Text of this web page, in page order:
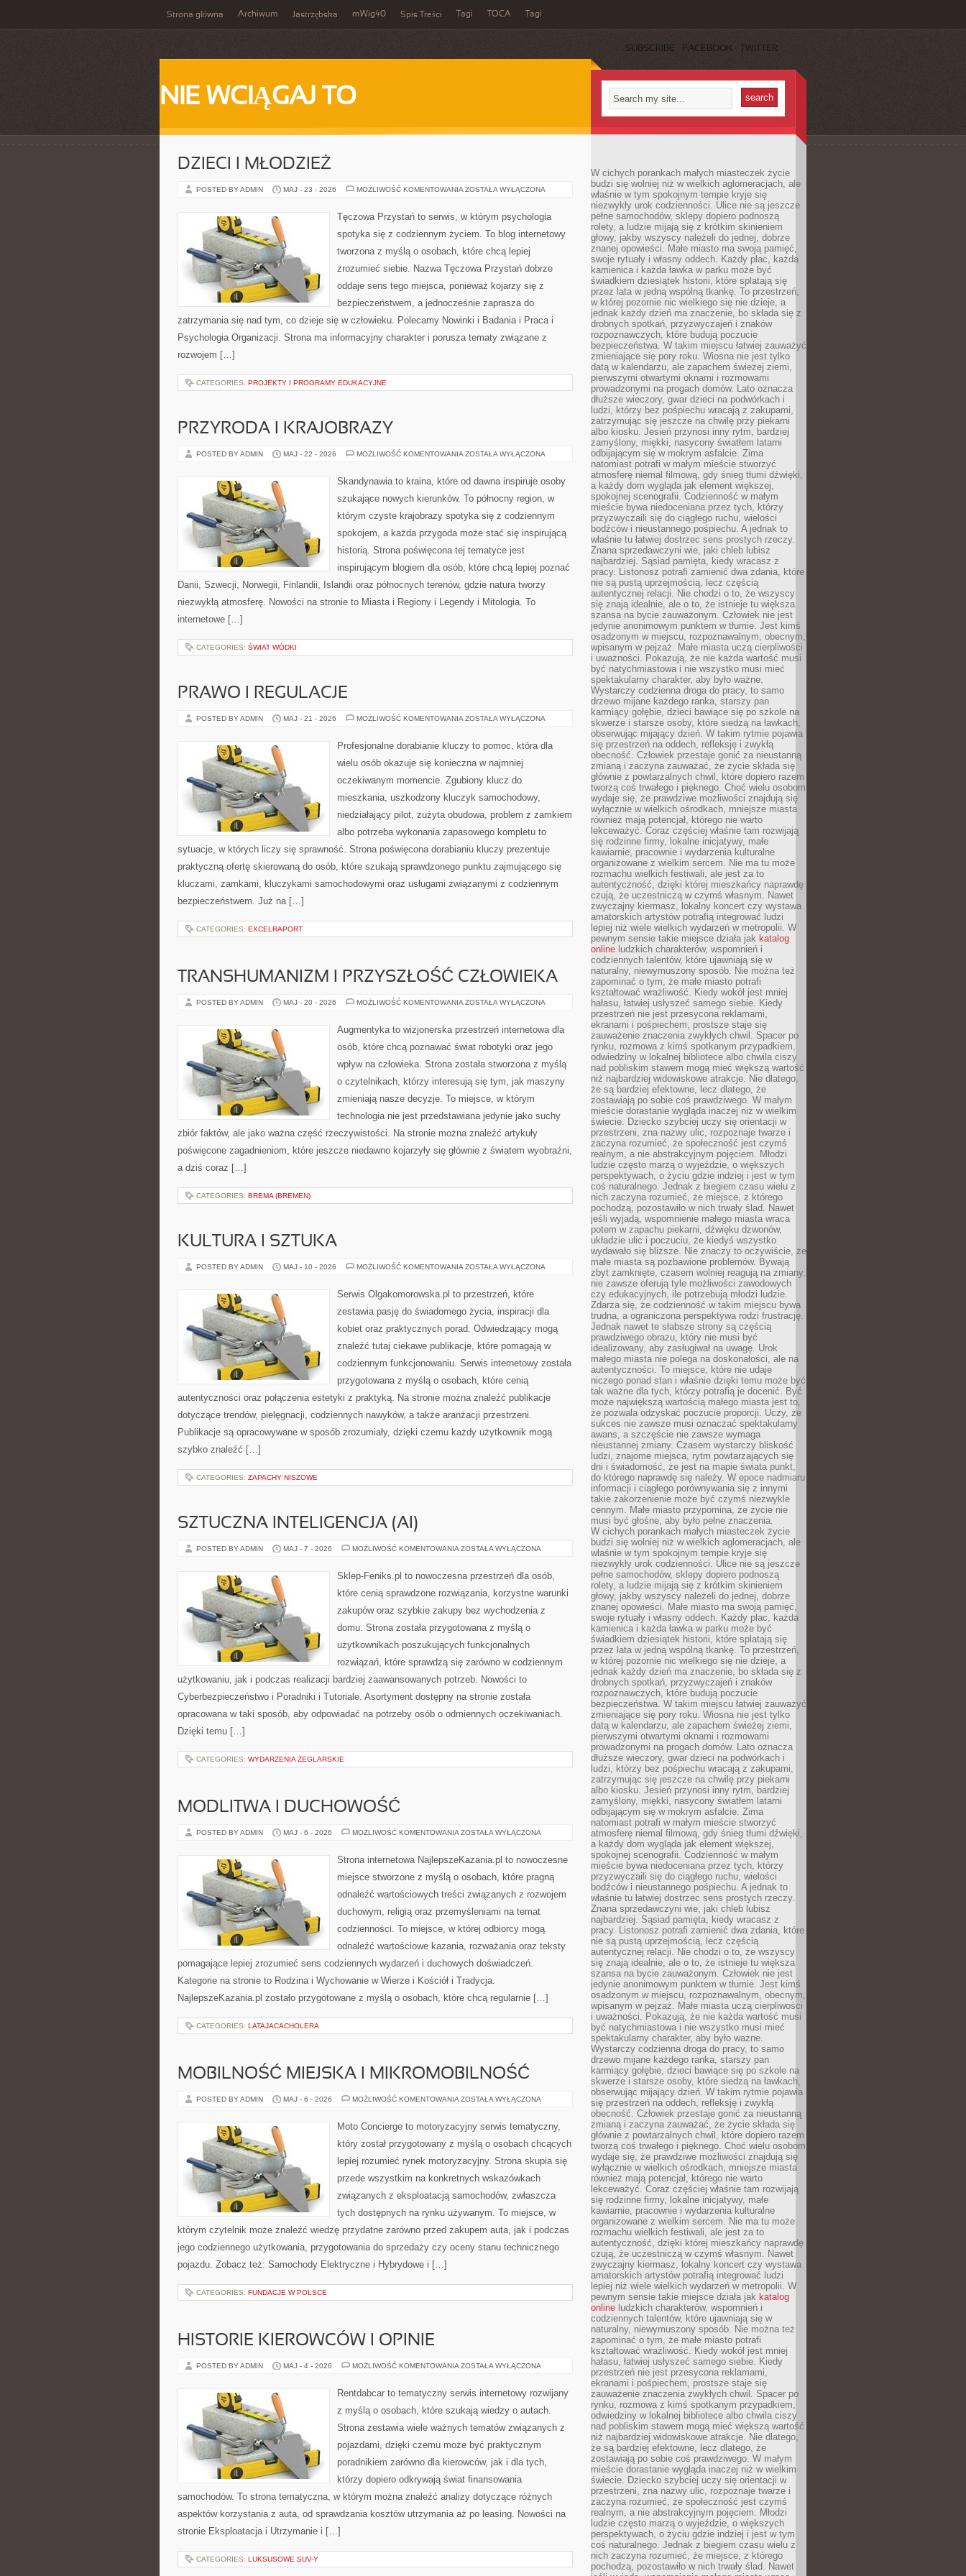
Strona główna Archiwum Jastrzębska mWig40 Spis Treści Tagi TOCA Tagi
SUBSCRIBE FACEBOOK TWITTER
NIE WCIĄGAJ TO
DZIECI I MŁODZIEŻ
POSTED BY ADMIN MAJ - 23 - 2026 MOŻLIWOŚĆ KOMENTOWANIA DZIECI
ZOSTAŁA WYŁĄCZONA
Tęczowa Przystań to serwis, w którym psychologia
spotyka się z codziennym życiem. To blog internetowy
tworzona z myślą o osobach, które chcą lepiej
zrozumieć siebie. Nazwa Tęczowa Przystań dobrze
oddaje sens tego miejsca, ponieważ kojarzy się z
bezpieczeństwem, a jednocześnie zaprasza do
zatrzymania się nad tym, co dzieje się w człowieku. Polecamy Nowinki i Badania i Praca i
Psychologia Organizacji. Strona ma informacyjny charakter i porusza tematy związane z
rozwojem […]
CATEGORIES: PROJEKTY I PROGRAMY EDUKACYJNE
PRZYRODA I KRAJOBRAZY
POSTED BY ADMIN MAJ - 22 - 2026 MOŻLIWOŚĆ KOMENTOWANIA PRZYRODA
ZOSTAŁA WYŁĄCZONA
Skandynawia to kraina, które od dawna inspiruje osoby
szukające nowych kierunków. To północny region, w
którym czyste krajobrazy spotyka się z codziennym
spokojem, a każda przygoda może stać się inspirującą
historią. Strona poświęcona tej tematyce jest
inspirującym blogiem dla osób, które chcą lepiej poznać
Danii, Szwecji, Norwegii, Finlandii, Islandii oraz północnych terenów, gdzie natura tworzy
niezwykłą atmosferę. Nowości na stronie to Miasta i Regiony i Legendy i Mitologia. To
internetowe […]
CATEGORIES: ŚWIAT WÓDKI
PRAWO I REGULACJE
POSTED BY ADMIN MAJ - 21 - 2026 MOŻLIWOŚĆ KOMENTOWANIA PRAWO
ZOSTAŁA WYŁĄCZONA
Profesjonalne dorabianie kluczy to pomoc, która dla
wielu osób okazuje się konieczna w najmniej
oczekiwanym momencie. Zgubiony klucz do
mieszkania, uszkodzony kluczyk samochodowy,
niedziałający pilot, zużyta obudowa, problem z zamkiem
albo potrzeba wykonania zapasowego kompletu to
sytuacje, w których liczy się sprawność. Strona poświęcona dorabianiu kluczy prezentuje
praktyczną ofertę skierowaną do osób, które szukają sprawdzonego punktu zajmującego się
kluczami, zamkami, kluczykami samochodowymi oraz usługami związanymi z codziennym
bezpieczeństwem. Już na […]
CATEGORIES: EXCELRAPORT
TRANSHUMANIZM I PRZYSZŁOŚĆ CZŁOWIEKA
POSTED BY ADMIN MAJ - 20 - 2026 MOŻLIWOŚĆ KOMENTOWANIA TRANSHUMANIZM
CZŁOWIEKA
ZOSTAŁA WYŁĄCZONA
Augmentyka to wizjonerska przestrzeń internetowa dla
osób, które chcą poznawać świat robotyki oraz jego
wpływ na człowieka. Strona została stworzona z myślą
o czytelnikach, którzy interesują się tym, jak maszyny
zmieniają nasze decyzje. To miejsce, w którym
technologia nie jest przedstawiana jedynie jako suchy
zbiór faktów, ale jako ważna część rzeczywistości. Na stronie można znaleźć artykuły
poświęcone zagadnieniom, które jeszcze niedawno kojarzyły się głównie z światem wyobraźni,
a dziś coraz […]
CATEGORIES: BREMA (BREMEN)
KULTURA I SZTUKA
POSTED BY ADMIN MAJ - 10 - 2026 MOŻLIWOŚĆ KOMENTOWANIA KULTURA
ZOSTAŁA WYŁĄCZONA
Serwis Olgakomorowska.pl to przestrzeń, które
zestawia pasję do świadomego życia, inspiracji dla
kobiet oraz praktycznych porad. Odwiedzający mogą
znaleźć tutaj ciekawe publikacje, które pomagają w
codziennym funkcjonowaniu. Serwis internetowy została
przygotowana z myślą o osobach, które cenią
autentyczności oraz połączenia estetyki z praktyką. Na stronie można znaleźć publikacje
dotyczące trendów, pielęgnacji, codziennych nawyków, a także aranżacji przestrzeni.
Publikacje są opracowywane w sposób zrozumiały, dzięki czemu każdy użytkownik mogą
szybko znaleźć […]
CATEGORIES: ZAPACHY NISZOWE
SZTUCZNA INTELIGENCJA (AI)
POSTED BY ADMIN MAJ - 7 - 2026 MOŻLIWOŚĆ KOMENTOWANIA SZTUCZNA
ZOSTAŁA WYŁĄCZONA
Sklep-Feniks.pl to nowoczesna przestrzeń dla osób,
które cenią sprawdzone rozwiązania, korzystne warunki
zakupów oraz szybkie zakupy bez wychodzenia z
domu. Strona została przygotowana z myślą o
użytkownikach poszukujących funkcjonalnych
rozwiązań, które sprawdzą się zarówno w codziennym
użytkowaniu, jak i podczas realizacji bardziej zaawansowanych potrzeb. Nowości to
Cyberbezpieczeństwo i Poradniki i Tutoriale. Asortyment dostępny na stronie została
opracowana w taki sposób, aby odpowiadać na potrzeby osób o odmiennych oczekiwaniach.
Dzięki temu […]
CATEGORIES: WYDARZENIA ŻEGLARSKIE
MODLITWA I DUCHOWOŚĆ
POSTED BY ADMIN MAJ - 6 - 2026 MOŻLIWOŚĆ KOMENTOWANIA MODLITWA
ZOSTAŁA WYŁĄCZONA
Strona internetowa NajlepszeKazania.pl to nowoczesne
miejsce stworzone z myślą o osobach, które pragną
odnaleźć wartościowych treści związanych z rozwojem
duchowym, religią oraz przemyśleniami na temat
codzienności. To miejsce, w której odbiorcy mogą
odnaleźć wartościowe kazania, rozważania oraz teksty
pomagające lepiej zrozumieć sens codziennych wydarzeń i duchowych doświadczeń.
Kategorie na stronie to Rodzina i Wychowanie w Wierze i Kościół i Tradycja.
NajlepszeKazania.pl zostało przygotowane z myślą o osobach, które chcą regularnie […]
CATEGORIES: LATAJACACHOLERA
MOBILNOŚĆ MIEJSKA I MIKROMOBILNOŚĆ
POSTED BY ADMIN MAJ - 6 - 2026 MOŻLIWOŚĆ KOMENTOWANIA MOBILNOŚĆ
MIKROMOBILNOŚĆ
ZOSTAŁA WYŁĄCZONA
Moto Concierge to motoryzacyjny serwis tematyczny,
który został przygotowany z myślą o osobach chcących
lepiej rozumieć rynek motoryzacyjny. Strona skupia się
przede wszystkim na konkretnych wskazówkach
związanych z eksploatacją samochodów, zwłaszcza
tych dostępnych na rynku używanym. To miejsce, w
którym czytelnik może znaleźć wiedzę przydatne zarówno przed zakupem auta, jak i podczas
jego codziennego użytkowania, przygotowania do sprzedaży czy oceny stanu technicznego
pojazdu. Zobacz też: Samochody Elektryczne i Hybrydowe i […]
CATEGORIES: FUNDACJE W POLSCE
HISTORIE KIEROWCÓW I OPINIE
POSTED BY ADMIN MAJ - 4 - 2026 MOŻLIWOŚĆ KOMENTOWANIA HISTORIE
OPINIE
ZOSTAŁA WYŁĄCZONA
Rentdabcar to tematyczny serwis internetowy rozwijany
z myślą o osobach, które szukają wiedzy o autach.
Strona zestawia wiele ważnych tematów związanych z
pojazdami, dzięki czemu może być praktycznym
poradnikiem zarówno dla kierowców, jak i dla tych,
którzy dopiero odkrywają świat finansowania
samochodów. To strona tematyczna, w którym można znaleźć analizy dotyczące różnych
aspektów korzystania z auta, od sprawdzania kosztów utrzymania aż po leasing. Nowości na
stronie Eksploatacja i Utrzymanie i […]
CATEGORIES: LUKSUSOWE SUV-Y
W cichych porankach małych miasteczek życie
budzi się wolniej niż w wielkich aglomeracjach, ale
właśnie w tym spokojnym tempie kryje się
niezwykły urok codzienności. Ulice nie są jeszcze
pełne samochodów, sklepy dopiero podnoszą
rolety, a ludzie mijają się z krótkim skinieniem
głowy, jakby wszyscy należeli do jednej, dobrze
znanej opowieści. Małe miasto ma swoją pamięć,
swoje rytuały i własny oddech. Każdy plac, każda
kamienica i każda ławka w parku może być
świadkiem dziesiątek historii, które splatają się
przez lata w jedną wspólną tkankę. To przestrzeń,
w której pozornie nic wielkiego się nie dzieje, a
jednak każdy dzień ma znaczenie, bo składa się z
drobnych spotkań, przyzwyczajeń i znaków
rozpoznawczych, które budują poczucie
bezpieczeństwa. W takim miejscu łatwiej zauważyć
zmieniające się pory roku. Wiosna nie jest tylko
datą w kalendarzu, ale zapachem świeżej ziemi,
pierwszymi otwartymi oknami i rozmowami
prowadzonymi na progach domów. Lato oznacza
dłuższe wieczory, gwar dzieci na podwórkach i
ludzi, którzy bez pośpiechu wracają z zakupami,
zatrzymując się jeszcze na chwilę przy piekarni
albo kiosku. Jesień przynosi inny rytm, bardziej
zamyślony, miękki, nasycony światłem latarni
odbijającym się w mokrym asfalcie. Zima
natomiast potrafi w małym mieście stworzyć
atmosferę niemal filmową, gdy śnieg tłumi dźwięki,
a każdy dom wygląda jak element większej,
spokojnej scenografii. Codzienność w małym
mieście bywa niedoceniana przez tych, którzy
przyzwyczaili się do ciągłego ruchu, wielości
bodźców i nieustannego pośpiechu. A jednak to
właśnie tu łatwiej dostrzec sens prostych rzeczy.
Znana sprzedawczyni wie, jaki chleb lubisz
najbardziej. Sąsiad pamięta, kiedy wracasz z
pracy. Listonosz potrafi zamienić dwa zdania, które
nie są pustą uprzejmością, lecz częścią
autentycznej relacji. Nie chodzi o to, że wszyscy
się znają idealnie, ale o to, że istnieje tu większa
szansa na bycie zauważonym. Człowiek nie jest
jedynie anonimowym punktem w tłumie. Jest kimś
osadzonym w miejscu, rozpoznawalnym, obecnym,
wpisanym w pejzaż. Małe miasta uczą cierpliwości
i uważności. Pokazują, że nie każda wartość musi
być natychmiastowa i nie wszystko musi mieć
spektakularny charakter, aby było ważne.
Wystarczy codzienna droga do pracy, to samo
drzewo mijane każdego ranka, starszy pan
karmiący gołębie, dzieci bawiące się po szkole na
skwerze i starsze osoby, które siedzą na ławkach,
obserwując mijający dzień. W takim rytmie pojawia
się przestrzeń na oddech, refleksję i zwykłą
obecność. Człowiek przestaje gonić za nieustanną
zmianą i zaczyna zauważać, że życie składa się
głównie z powtarzalnych chwil, które dopiero razem
tworzą coś trwałego i pięknego. Choć wielu osobom
wydaje się, że prawdziwe możliwości znajdują się
wyłącznie w wielkich ośrodkach, mniejsze miasta
również mają potencjał, którego nie warto
lekceważyć. Coraz częściej właśnie tam rozwijają
się rodzinne firmy, lokalne inicjatywy, małe
kawiarnie, pracownie i wydarzenia kulturalne
organizowane z wielkim sercem. Nie ma tu może
rozmachu wielkich festiwali, ale jest za to
autentyczność, dzięki której mieszkańcy naprawdę
czują, że uczestniczą w czymś własnym. Nawet
zwyczajny kiermasz, lokalny koncert czy wystawa
amatorskich artystów potrafią integrować ludzi
lepiej niż wiele wielkich wydarzeń w metropolii. W
pewnym sensie takie miejsce działa jak katalog
online ludzkich charakterów, wspomnień i
codziennych talentów, które ujawniają się w
naturalny, niewymuszony sposób. Nie można też
zapominać o tym, że małe miasto potrafi
kształtować wrażliwość. Kiedy wokół jest mniej
hałasu, łatwiej usłyszeć samego siebie. Kiedy
przestrzeń nie jest przesycona reklamami,
ekranami i pośpiechem, prostsze staje się
zauważenie znaczenia zwykłych chwil. Spacer po
rynku, rozmowa z kimś spotkanym przypadkiem,
odwiedziny w lokalnej bibliotece albo chwila ciszy
nad pobliskim stawem mogą mieć większą wartość
niż najbardziej widowiskowe atrakcje. Nie dlatego,
że są bardziej efektowne, lecz dlatego, że
zostawiają po sobie coś prawdziwego. W małym
mieście dorastanie wygląda inaczej niż w wielkim
świecie. Dziecko szybciej uczy się orientacji w
przestrzeni, zna nazwy ulic, rozpoznaje twarze i
zaczyna rozumieć, że społeczność jest czymś
realnym, a nie abstrakcyjnym pojęciem. Młodzi
ludzie często marzą o wyjeździe, o większych
perspektywach, o życiu gdzie indziej i jest w tym
coś naturalnego. Jednak z biegiem czasu wielu z
nich zaczyna rozumieć, że miejsce, z którego
pochodzą, pozostawiło w nich trwały ślad. Nawet
jeśli wyjadą, wspomnienie małego miasta wraca
potem w zapachu piekarni, dźwięku dzwonów,
układzie ulic i poczuciu, że kiedyś wszystko
wydawało się bliższe. Nie znaczy to oczywiście, że
małe miasta są pozbawione problemów. Bywają
zbyt zamknięte, czasem wolniej reagują na zmiany,
nie zawsze oferują tyle możliwości zawodowych
czy edukacyjnych, ile potrzebują młodzi ludzie.
Zdarza się, że codzienność w takim miejscu bywa
trudna, a ograniczona perspektywa rodzi frustrację.
Jednak nawet te słabsze strony są częścią
prawdziwego obrazu, który nie musi być
idealizowany, aby zasługiwał na uwagę. Urok
małego miasta nie polega na doskonałości, ale na
autentyczności. To miejsce, które nie udaje
niczego ponad stan i właśnie dzięki temu może być
tak ważne dla tych, którzy potrafią je docenić. Być
może największą wartością małego miasta jest to,
że pozwala odzyskać poczucie proporcji. Uczy, że
sukces nie zawsze musi oznaczać spektakularny
awans, a szczęście nie zawsze wymaga
nieustannej zmiany. Czasem wystarczy bliskość
ludzi, znajome miejsca, rytm powtarzających się
dni i świadomość, że jest na mapie świata punkt,
do którego naprawdę się należy. W epoce nadmiaru
informacji i ciągłego porównywania się z innymi
takie zakorzenienie może być czymś niezwykle
cennym. Małe miasto przypomina, że życie nie
musi być głośne, aby było pełne znaczenia.
W cichych porankach małych miasteczek życie
budzi się wolniej niż w wielkich aglomeracjach, ale
właśnie w tym spokojnym tempie kryje się
niezwykły urok codzienności. Ulice nie są jeszcze
pełne samochodów, sklepy dopiero podnoszą
rolety, a ludzie mijają się z krótkim skinieniem
głowy, jakby wszyscy należeli do jednej, dobrze
znanej opowieści. Małe miasto ma swoją pamięć,
swoje rytuały i własny oddech. Każdy plac, każda
kamienica i każda ławka w parku może być
świadkiem dziesiątek historii, które splatają się
przez lata w jedną wspólną tkankę. To przestrzeń,
w której pozornie nic wielkiego się nie dzieje, a
jednak każdy dzień ma znaczenie, bo składa się z
drobnych spotkań, przyzwyczajeń i znaków
rozpoznawczych, które budują poczucie
bezpieczeństwa. W takim miejscu łatwiej zauważyć
zmieniające się pory roku. Wiosna nie jest tylko
datą w kalendarzu, ale zapachem świeżej ziemi,
pierwszymi otwartymi oknami i rozmowami
prowadzonymi na progach domów. Lato oznacza
dłuższe wieczory, gwar dzieci na podwórkach i
ludzi, którzy bez pośpiechu wracają z zakupami,
zatrzymując się jeszcze na chwilę przy piekarni
albo kiosku. Jesień przynosi inny rytm, bardziej
zamyślony, miękki, nasycony światłem latarni
odbijającym się w mokrym asfalcie. Zima
natomiast potrafi w małym mieście stworzyć
atmosferę niemal filmową, gdy śnieg tłumi dźwięki,
a każdy dom wygląda jak element większej,
spokojnej scenografii. Codzienność w małym
mieście bywa niedoceniana przez tych, którzy
przyzwyczaili się do ciągłego ruchu, wielości
bodźców i nieustannego pośpiechu. A jednak to
właśnie tu łatwiej dostrzec sens prostych rzeczy.
Znana sprzedawczyni wie, jaki chleb lubisz
najbardziej. Sąsiad pamięta, kiedy wracasz z
pracy. Listonosz potrafi zamienić dwa zdania, które
nie są pustą uprzejmością, lecz częścią
autentycznej relacji. Nie chodzi o to, że wszyscy
się znają idealnie, ale o to, że istnieje tu większa
szansa na bycie zauważonym. Człowiek nie jest
jedynie anonimowym punktem w tłumie. Jest kimś
osadzonym w miejscu, rozpoznawalnym, obecnym,
wpisanym w pejzaż. Małe miasta uczą cierpliwości
i uważności. Pokazują, że nie każda wartość musi
być natychmiastowa i nie wszystko musi mieć
spektakularny charakter, aby było ważne.
Wystarczy codzienna droga do pracy, to samo
drzewo mijane każdego ranka, starszy pan
karmiący gołębie, dzieci bawiące się po szkole na
skwerze i starsze osoby, które siedzą na ławkach,
obserwując mijający dzień. W takim rytmie pojawia
się przestrzeń na oddech, refleksję i zwykłą
obecność. Człowiek przestaje gonić za nieustanną
zmianą i zaczyna zauważać, że życie składa się
głównie z powtarzalnych chwil, które dopiero razem
tworzą coś trwałego i pięknego. Choć wielu osobom
wydaje się, że prawdziwe możliwości znajdują się
wyłącznie w wielkich ośrodkach, mniejsze miasta
również mają potencjał, którego nie warto
lekceważyć. Coraz częściej właśnie tam rozwijają
się rodzinne firmy, lokalne inicjatywy, małe
kawiarnie, pracownie i wydarzenia kulturalne
organizowane z wielkim sercem. Nie ma tu może
rozmachu wielkich festiwali, ale jest za to
autentyczność, dzięki której mieszkańcy naprawdę
czują, że uczestniczą w czymś własnym. Nawet
zwyczajny kiermasz, lokalny koncert czy wystawa
amatorskich artystów potrafią integrować ludzi
lepiej niż wiele wielkich wydarzeń w metropolii. W
pewnym sensie takie miejsce działa jak katalog
online ludzkich charakterów, wspomnień i
codziennych talentów, które ujawniają się w
naturalny, niewymuszony sposób. Nie można też
zapominać o tym, że małe miasto potrafi
kształtować wrażliwość. Kiedy wokół jest mniej
hałasu, łatwiej usłyszeć samego siebie. Kiedy
przestrzeń nie jest przesycona reklamami,
ekranami i pośpiechem, prostsze staje się
zauważenie znaczenia zwykłych chwil. Spacer po
rynku, rozmowa z kimś spotkanym przypadkiem,
odwiedziny w lokalnej bibliotece albo chwila ciszy
nad pobliskim stawem mogą mieć większą wartość
niż najbardziej widowiskowe atrakcje. Nie dlatego,
że są bardziej efektowne, lecz dlatego, że
zostawiają po sobie coś prawdziwego. W małym
mieście dorastanie wygląda inaczej niż w wielkim
świecie. Dziecko szybciej uczy się orientacji w
przestrzeni, zna nazwy ulic, rozpoznaje twarze i
zaczyna rozumieć, że społeczność jest czymś
realnym, a nie abstrakcyjnym pojęciem. Młodzi
ludzie często marzą o wyjeździe, o większych
perspektywach, o życiu gdzie indziej i jest w tym
coś naturalnego. Jednak z biegiem czasu wielu z
nich zaczyna rozumieć, że miejsce, z którego
pochodzą, pozostawiło w nich trwały ślad. Nawet